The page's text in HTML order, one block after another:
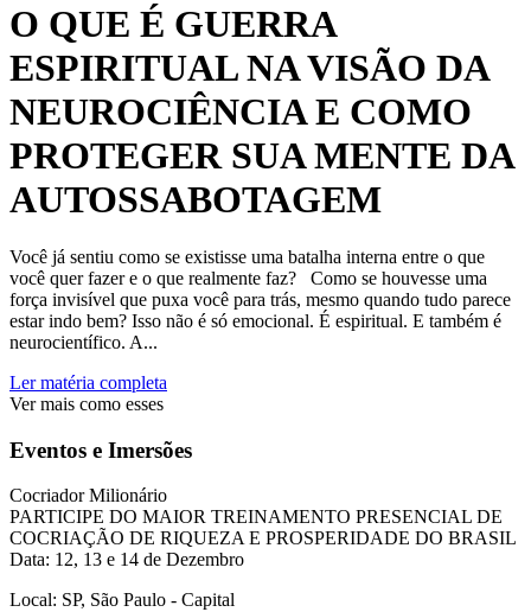
O QUE É GUERRA
ESPIRITUAL NA VISÃO DA
NEUROCIÊNCIA E COMO
PROTEGER SUA MENTE DA
AUTOSSABOTAGEM
Você já sentiu como se existisse uma batalha interna entre o que
você quer fazer e o que realmente faz? Como se houvesse uma
força invisível que puxa você para trás, mesmo quando tudo parece
estar indo bem? Isso não é só emocional. É espiritual. E também é
neurocientífico. A...
Ler matéria completa
Ver mais como esses
Eventos e Imersões
Cocriador Milionário
PARTICIPE DO MAIOR TREINAMENTO PRESENCIAL DE
COCRIAÇÃO DE RIQUEZA E PROSPERIDADE DO BRASIL
Data: 12, 13 e 14 de Dezembro
Local: SP, São Paulo - Capital